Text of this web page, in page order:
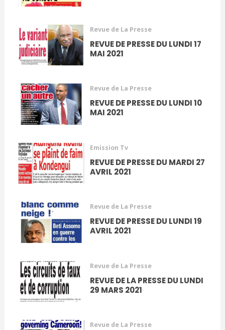
Revue de La Presse
REVUE DE PRESSE DU LUNDI 17
MAI 2021
Revue de La Presse
REVUE DE PRESSE DU LUNDI 10
MAI 2021
Emission Tv
REVUE DE PRESSE DU MARDI 27
AVRIL 2021
Revue de La Presse
REVUE DE PRESSE DU LUNDI 19
AVRIL 2021
Revue de La Presse
REVUE DE LA PRESSE DU LUNDI
29 MARS 2021
Revue de La Presse